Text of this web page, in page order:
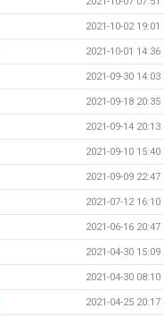
2021-10-02 19:01
2021-10-01 14:36
2021-09-30 14:03
2021-09-18 20:35
2021-09-14 20:13
2021-09-10 15:40
2021-09-09 22:47
2021-07-12 16:10
2021-06-16 20:47
2021-04-30 15:09
2021-04-30 08:10
2021-04-25 20:17